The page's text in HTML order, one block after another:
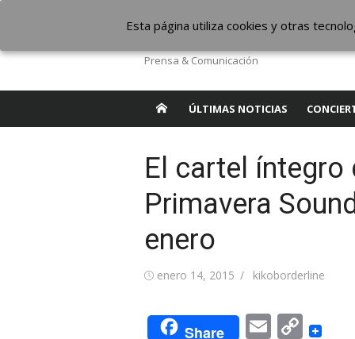
contenido
The Borderline
Prensa & Comunicación
ÚLTIMAS NOTICIAS
El cartel íntegro
Primavera
enero
Publicada
enero 14, 2015 Autor
kikoborderline
Share EmailCopy
Esta página utiliza cookies y otras